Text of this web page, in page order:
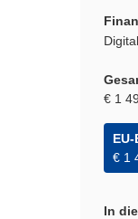
€ 1
€ 1
In